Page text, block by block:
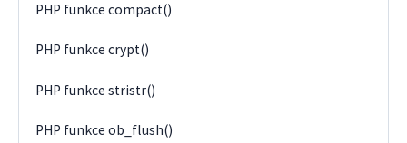
PHP funkce compact()
PHP funkce crypt()
PHP funkce stristr()
PHP funkce ob_flush()